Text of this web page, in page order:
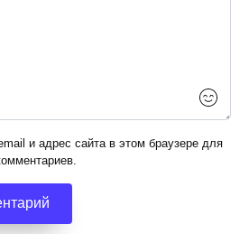
и адрес сайта в этом браузере для